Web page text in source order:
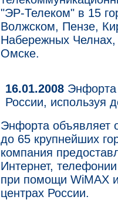
"ЭР-Телеком" в 15
Волжском, Пензе,
Набережных
Омске.
16.01.2008 Энфорта
России, используя
Энфорта объявляет
до 65 крупнейших
компания
Интернет,
при помощи WiMAX
центрах России.